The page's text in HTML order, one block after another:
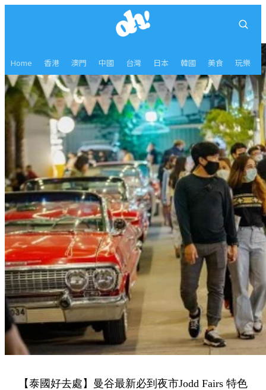
Home 香港 澳門 中國 台灣 日本 韓國 美食 玩樂
【泰國好去處】曼谷最新必到夜市Jodd Fairs 特色